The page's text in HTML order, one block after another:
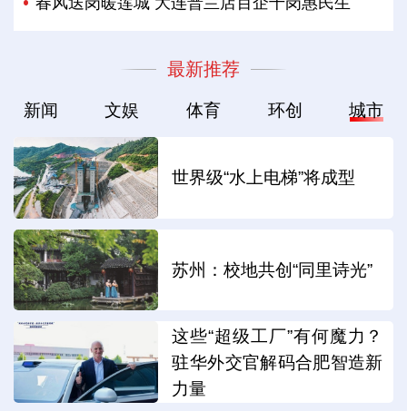
最新推荐
新闻 文娱 体育 环创 城市
世界级“水上电梯”将成型
苏州：校地共创“同里诗光”
这些“超级工厂”有何魔力？
驻华外交官解码合肥智造新
力量